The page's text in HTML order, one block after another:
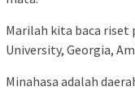
Marilah kita baca riset
University, Georgia,
Minahasa adalah